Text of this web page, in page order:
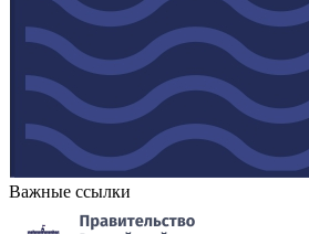
Важные ссылки